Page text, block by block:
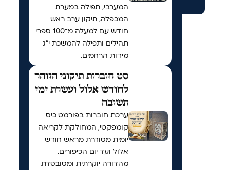
המערבי, תפילה במערת
המכפלה, תיקון ערב ראש
חודש עם למעלה מ־100 ספרי
תהילים ותפילה להמשכת י"ג
מידות הרחמים.
סט חוברות תיקוני הזוהר
לחודש אלול ועשרת ימי
תשובה
ערכת חוברות בפורמט כיס
קומפקטי, המחולקת לקריאה
יומית מסודרת מראש חודש
אלול ועד יום הכיפורים.
מהדורה יוקרתית ומסובסדת